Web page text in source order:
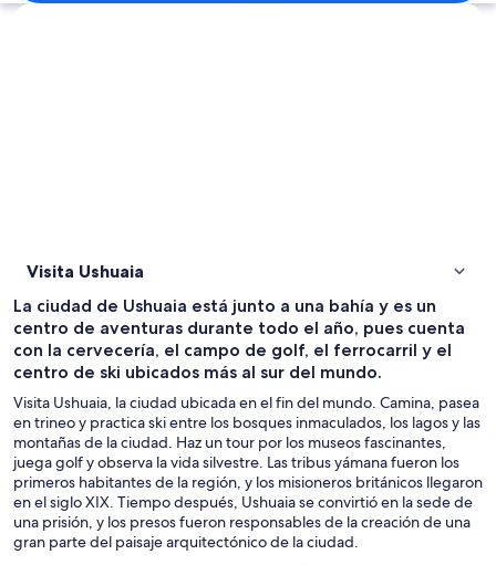
Ver mapa
Visita Ushuaia
La ciudad de Ushuaia está junto a una bahía y es un
centro de aventuras durante todo el año, pues cuenta
con la cervecería, el campo de golf, el ferrocarril y el
centro de ski ubicados más al sur del mundo.
Visita Ushuaia, la ciudad ubicada en el fin del mundo. Camina, pasea
en trineo y practica ski entre los bosques inmaculados, los lagos y las
montañas de la ciudad. Haz un tour por los museos fascinantes,
juega golf y observa la vida silvestre. Las tribus yámana fueron los
primeros habitantes de la región, y los misioneros británicos llegaron
en el siglo XIX. Tiempo después, Ushuaia se convirtió en la sede de
una prisión, y los presos fueron responsables de la creación de una
gran parte del paisaje arquitectónico de la ciudad.